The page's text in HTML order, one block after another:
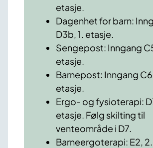
etasje.
Dagenhet for barn:
D3b, 1. etasje.
Sengepost: Inngang
etasje.
Barnepost: Inngang
etasje.
Ergo- og fysioterapi:
etasje. Følg skilting til
venteområde i D7.
Barneergoterapi: E2,